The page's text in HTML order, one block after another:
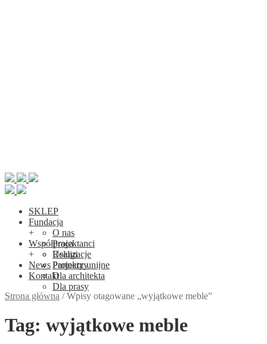
SKLEP
Fundacja
O nas
Projektanci
Realizacje
Projekty unijne
+
Współpraca
Usługi
Partnerzy
Dla architekta
Dla prasy
+
News
Kontakt
Strona główna /Wpisy otagowane „wyjątkowe meble”
Tag: wyjątkowe meble